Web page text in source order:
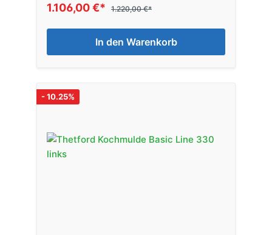
1.106,00 €* 1.220,00 €*
In den Warenkorb
- 10.25%